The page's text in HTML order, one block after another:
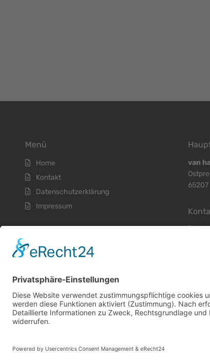
Menü
Home
Kontakt
Datenschutzerklärung
Impressum
van
65207